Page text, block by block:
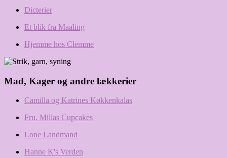
Dicterier
Et blik fra Maaling
Hjemme hos Clemme
Mad, Kager og andre lækkerier
Camilla og Katrines Køkkenkalas
Fru. Millas Cupcakes
Lone Landmand
Hanne K's Verden